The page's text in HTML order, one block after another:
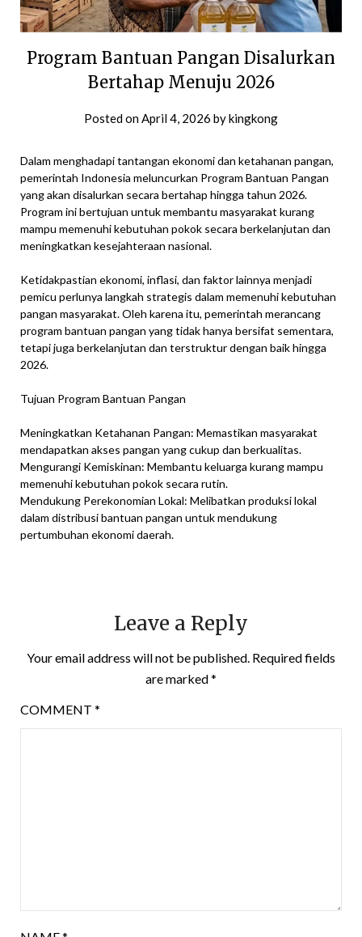
Program Bantuan Pangan Disalurkan
Bertahap Menuju 2026
Posted onApril 4, 2026 bykingkong
Dalam menghadapi tantangan ekonomi dan ketahanan pangan,
pemerintah Indonesia meluncurkan Program Bantuan Pangan
yang akan disalurkan secara bertahap hingga tahun 2026.
Program ini bertujuan untuk membantu masyarakat kurang
mampu memenuhi kebutuhan pokok secara berkelanjutan dan
meningkatkan kesejahteraan nasional.
Ketidakpastian ekonomi, inflasi, dan faktor lainnya menjadi
pemicu perlunya langkah strategis dalam memenuhi kebutuhan
pangan masyarakat. Oleh karena itu, pemerintah merancang
program bantuan pangan yang tidak hanya bersifat sementara,
tetapi juga berkelanjutan dan terstruktur dengan baik hingga
2026.
Tujuan Program Bantuan Pangan
Meningkatkan Ketahanan Pangan: Memastikan masyarakat
mendapatkan akses pangan yang cukup dan berkualitas.
Mengurangi Kemiskinan: Membantu keluarga kurang mampu
memenuhi kebutuhan pokok secara rutin.
Mendukung Perekonomian Lokal: Melibatkan produksi lokal
dalam distribusi bantuan pangan untuk mendukung
pertumbuhan ekonomi daerah.
Leave a Reply
Your email address will not be published. Required fields
are marked*
COMMENT *